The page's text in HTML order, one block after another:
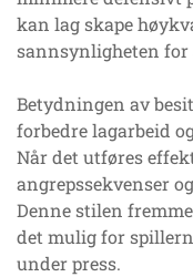
kan lag skape
sannsynligheten for
Betydningen av
forbedre lagarbeid
Når det utføres
angrepssekvenser
Denne stilen
det mulig for
under press.